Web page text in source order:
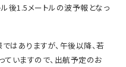
後1.5メートルの波予報となっ
はありますが、午後以降、若
いますので、出航予定のお